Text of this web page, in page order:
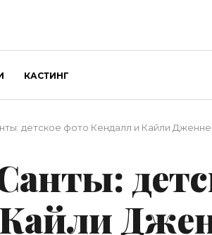
КАСТИНГ
детское фото Кендалл и Кайли